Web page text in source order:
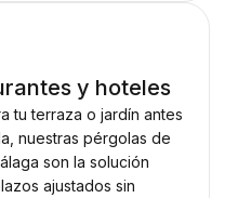
y hoteles
tu terraza o jardín antes
nuestras pérgolas de
son la solución
ajustados sin